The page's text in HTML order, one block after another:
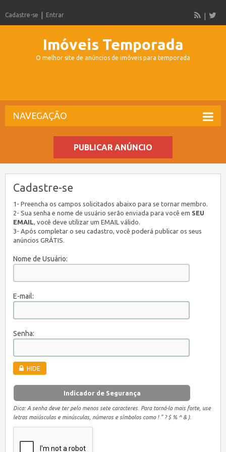
Cadastre-se Entrar
Imóveis Temporada
O melhor site de anúncios de imóveis para temporada
NAVEGAÇÃO
PUBLICAR ANÚNCIO
Cadastre-se
1- Preencha os campos solicitados abaixo para se tornar membro.
2- Sua senha e nome de usuário serão enviada para você em SEU
EMAIL, você deve utilizar um EMAIL válido.
3- Após completar o seu cadastro, você poderá publicar os seus
anúncios GRÁTIS.
Nome de Usuário:
E-mail:
Senha:
HIDE
Indicador de Segurança
Dica: A senha deve ter pelo menos sete caracteres. Para torná-lo mais forte, use
letras maiúsculas e minúsculas, números e símbolos como ! " ? $ % ^ & ).